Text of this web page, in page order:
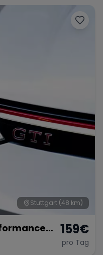
Stuttgart (48 km)
159€
pro Tag